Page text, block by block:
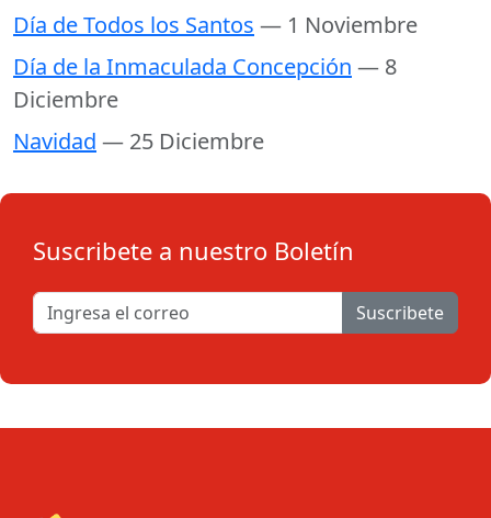
Día de Todos los Santos — 1 Noviembre
Día de la Inmaculada Concepción — 8
Diciembre
Navidad — 25 Diciembre
Suscribete a nuestro Boletín
Suscribete